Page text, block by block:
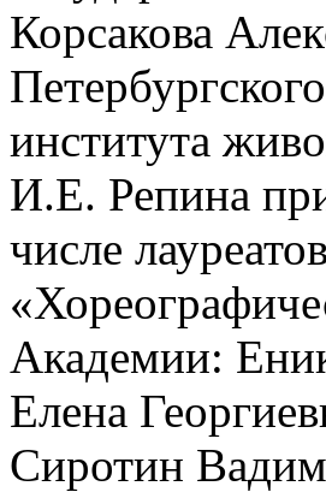
Корсакова
института
И.Е. Репина
числе
Академии:
Елена
Сиротин